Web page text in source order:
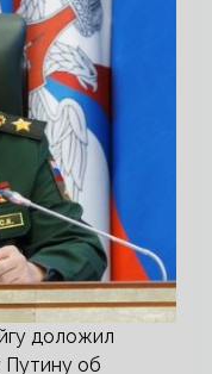
доложил
Путину об